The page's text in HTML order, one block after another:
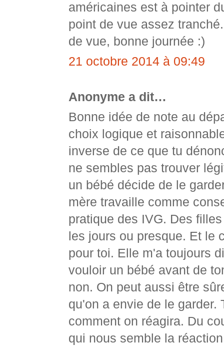
américaines est à pointer
point de vue assez
de vue, bonne journée :)
21 octobre 2014 à 09:49
Anonyme a dit…
Bonne idée de note au
choix logique et
inverse de ce que tu
ne sembles pas trouver
un bébé décide de le
mère travaille comme
pratique des IVG. Des
les jours ou presque. Et le
pour toi. Elle m'a toujours
vouloir un bébé avant de
non. On peut aussi être
qu'on a envie de le garder.
comment on réagira. Du
qui nous semble la